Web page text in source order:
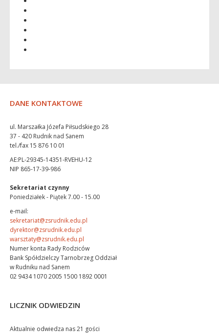
DANE KONTAKTOWE
ul. Marszałka Józefa Piłsudskiego 28
37 - 420 Rudnik nad Sanem
tel./fax 15 876 10 01
AE:PL-29345-14351-RVEHU-12
NIP 865-17-39-986
Sekretariat czynny
Poniedziałek - Piątek 7.00 - 15.00
e-mail:
sekretariat@zsrudnik.edu.pl
dyrektor@zsrudnik.edu.pl
warsztaty@zsrudnik.edu.pl
Numer konta Rady Rodziców
Bank Spółdzielczy Tarnobrzeg Oddział
w Rudniku nad Sanem
02 9434 1070 2005 1500 1892 0001
LICZNIK ODWIEDZIN
Aktualnie odwiedza nas 21 gości